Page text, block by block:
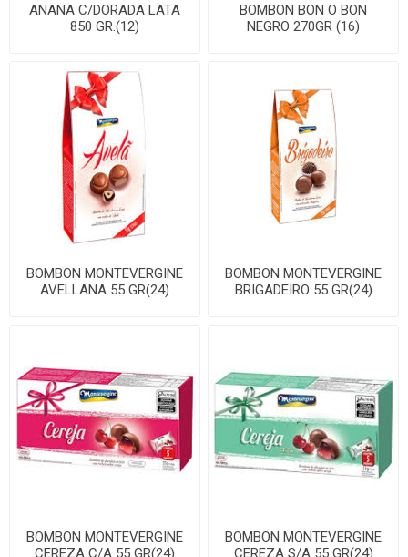
ANANA C/DORADA LATA
850 GR.(12)
BOMBON BON O BON
NEGRO 270GR (16)
BOMBON MONTEVERGINE
AVELLANA 55 GR(24)
BOMBON MONTEVERGINE
BRIGADEIRO 55 GR(24)
BOMBON MONTEVERGINE
CEREZA C/A 55 GR(24)
BOMBON MONTEVERGINE
CEREZA S/A 55 GR(24)